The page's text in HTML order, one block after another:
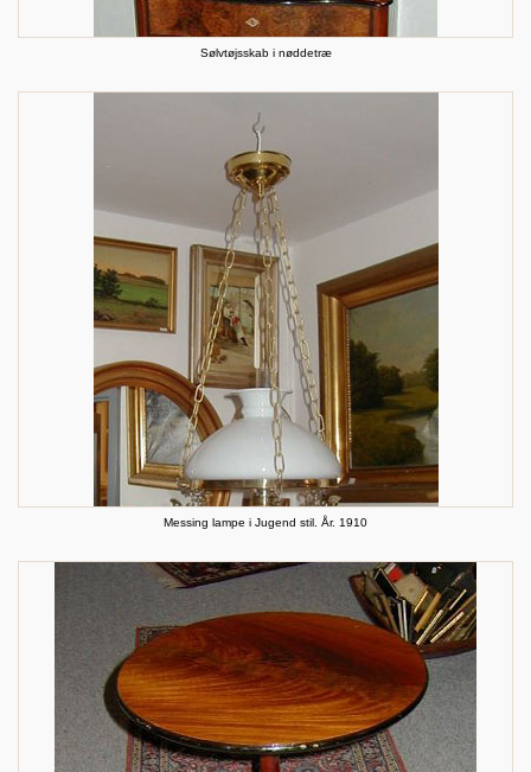
Sølvtøjsskab i nøddetræ
Messing lampe i Jugend stil. År. 1910